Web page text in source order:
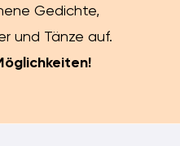
Gedichte,
und Tänze auf.